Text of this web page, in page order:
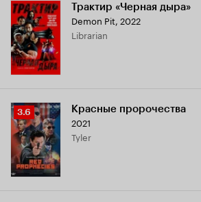
Трактир «Черная дыра»
Demon Pit, 2022
Librarian
Рейтинг
Кинопоиска
3.6
3.6 Красные пророчества
2021
Tyler